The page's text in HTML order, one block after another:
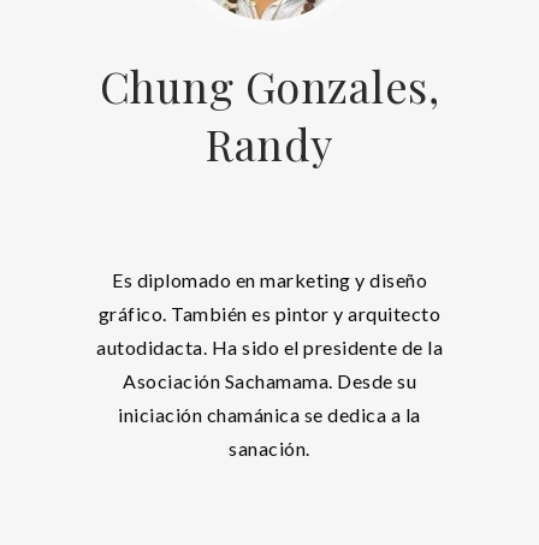
Chung Gonzales,
Randy
Es diplomado en marketing y diseño
gráfico. También es pintor y arquitecto
autodidacta. Ha sido el presidente de la
Asociación Sachamama. Desde su
iniciación chamánica se dedica a la
sanación.